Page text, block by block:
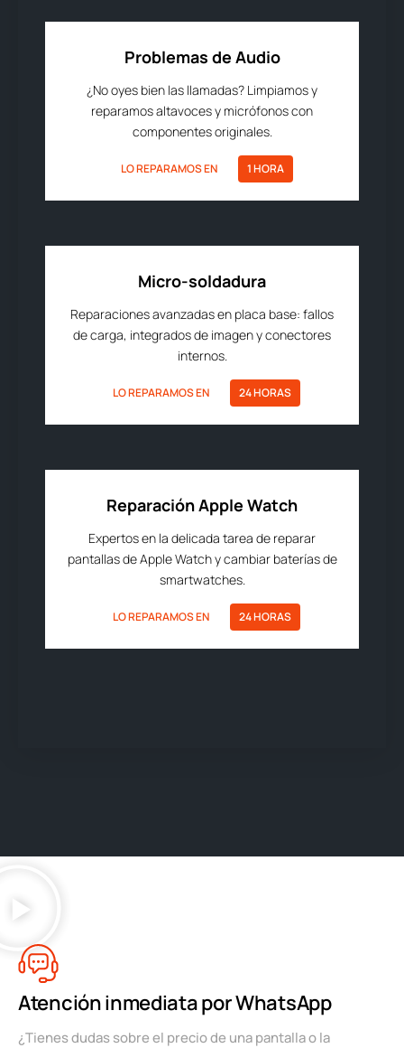
Problemas de Audio
¿No oyes bien las llamadas? Limpiamos y
reparamos altavoces y micrófonos con
componentes originales.
LO REPARAMOS EN 1 HORA
Micro-soldadura
Reparaciones avanzadas en placa base: fallos
de carga, integrados de imagen y conectores
internos.
LO REPARAMOS EN 24 HORAS
Reparación Apple Watch
Expertos en la delicada tarea de reparar
pantallas de Apple Watch y cambiar baterías de
smartwatches.
LO REPARAMOS EN 24 HORAS
Atención inmediata por WhatsApp
¿Tienes dudas sobre el precio de una pantalla o la